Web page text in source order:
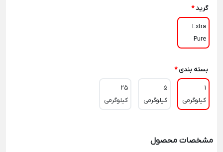
گرید*
Extra
Pure
بسته بندی *
1
کیلوگرمی
5
کیلوگرمی
25
کیلوگرمی
مشخصات محصول